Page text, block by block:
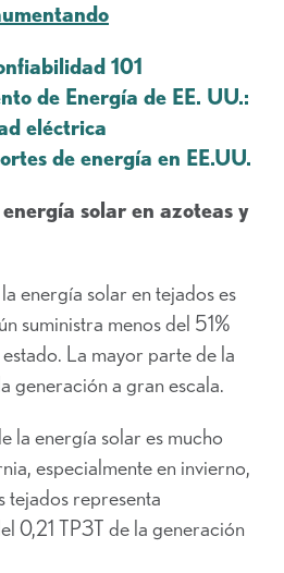
101
de Energía de EE. UU.:
eléctrica
de energía en EE.UU.
solar en azoteas y
energía solar en tejados es
suministra menos del 51%
La mayor parte de la
generación a gran escala.
la energía solar es mucho
especialmente en invierno,
tejados representa
0,21 TP3T de la generación